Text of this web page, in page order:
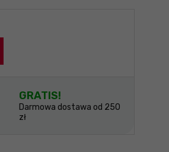
GRATIS!
Darmowa dostawa od 250
zł